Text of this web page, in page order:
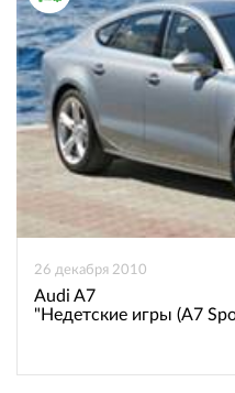
26 декабря 2010
Audi A7
"Недетские игры (A7